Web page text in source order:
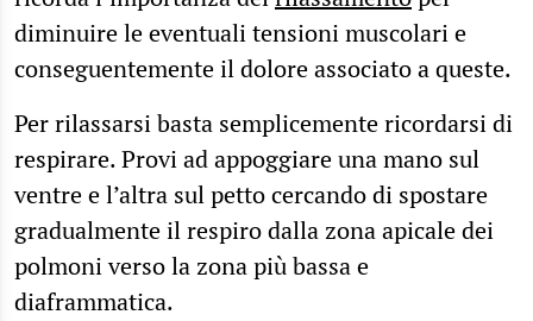
diminuire le eventuali tensioni muscolari e
conseguentemente il dolore associato a queste.
Per rilassarsi basta semplicemente ricordarsi di
respirare. Provi ad appoggiare una mano sul
ventre e l’altra sul petto cercando di spostare
gradualmente il respiro dalla zona apicale dei
polmoni verso la zona più bassa e
diaframmatica.